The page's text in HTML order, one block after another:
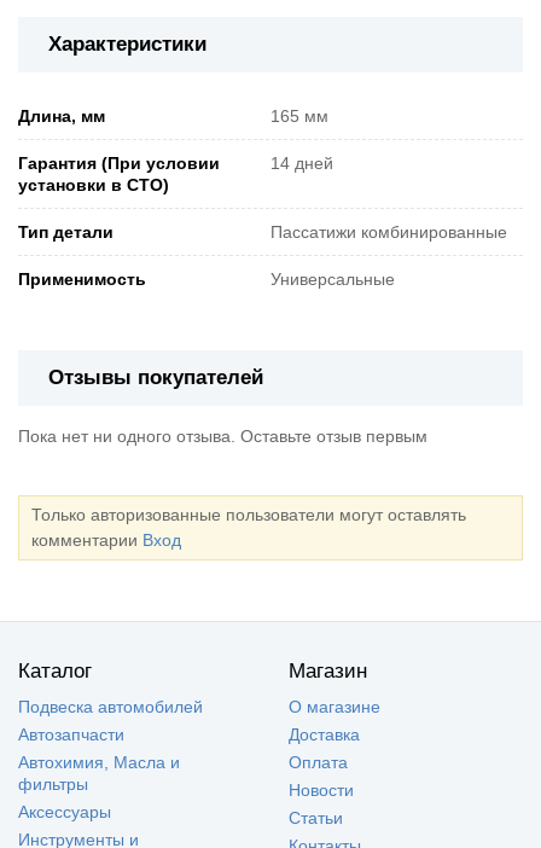
Характеристики
Длина, мм 165 мм
Гарантия (При условии
установки в СТО)
14 дней
Тип детали Пассатижи комбинированные
Применимость Универсальные
Отзывы покупателей
Пока нет ни одного отзыва. Оставьте отзыв первым
Только авторизованные пользователи могут оставлять
комментарии Вход
Каталог
Подвеска автомобилей
Автозапчасти
Автохимия, Масла и
фильтры
Аксессуары
Инструменты и
Магазин
О магазине
Доставка
Оплата
Новости
Статьи